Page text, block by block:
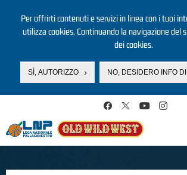
Per offrirti contenuti e servizi in linea con i tuoi
utilizza cookies. Continuando la navigazione del
dei cookies.
SÌ, AUTORIZZO NO, DESIDERO INFO